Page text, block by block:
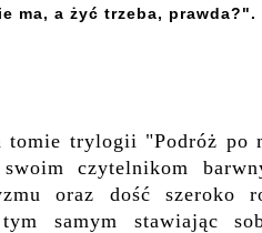
ma, a żyć trzeba, prawda?".
tomie trylogii "Podróż po
swoim czytelnikom
oraz dość szeroko
samym stawiając